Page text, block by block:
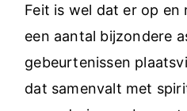
Feit is wel dat er op en
een aantal bijzondere
gebeurtenissen
dat samenvalt met